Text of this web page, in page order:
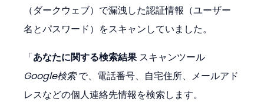
（ダークウェブ）で漏洩した認証情報（ユーザー
名とパスワード）をスキャンしていました。
「あなたに関する検索結果 スキャンツール
Google検索 で、電話番号、自宅住所、メールアド
レスなどの個人連絡先情報を検索します。